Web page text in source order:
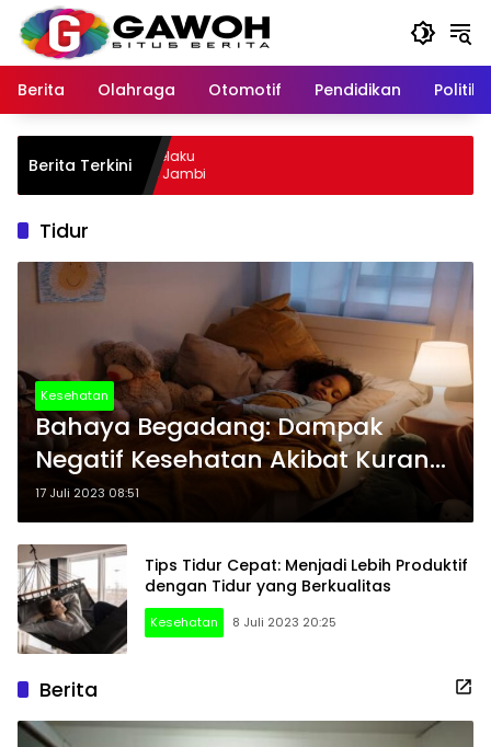
Langsung
konten
Berita
Olahraga Otomotif Pendidikan Politik
Berita Terkini
Kota Tangkap Pelaku
Sempat Kabur ke Jambi
Tidur
Kesehatan
Bahaya Begadang: Dampak
Negatif Kesehatan Akibat Kurang
Tidur
17 Juli 2023 08:51
Tips Tidur Cepat: Menjadi Lebih Produktif
dengan Tidur yang Berkualitas
Kesehatan 8 Juli 2023 20:25
Berita